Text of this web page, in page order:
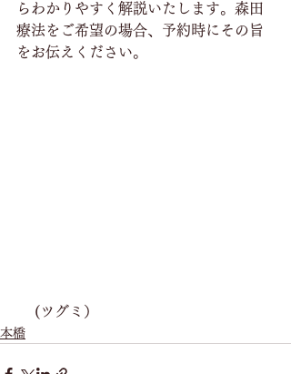
らわかりやすく解説いたします。森田
療法をご希望の場合、予約時にその旨
をお伝えください。
    (ツグミ）
本橋